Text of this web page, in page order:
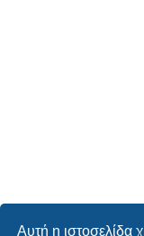
Αυτή η ιστοσελίδα